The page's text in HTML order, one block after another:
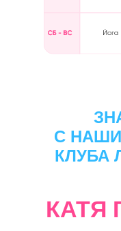
С
КЛУБА
КАТЯ